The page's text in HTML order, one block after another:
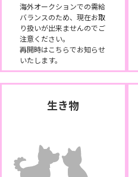
海外オークションでの需給
バランスのため、現在お取
り扱いが出来ませんのでご
注意ください。
再開時はこちらでお知らせ
いたします。
生き物